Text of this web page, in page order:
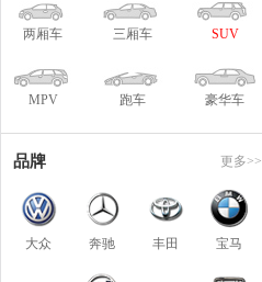
两厢车 三厢车 SUV
MPV 跑车 豪华车
品牌 更多>>
大众 奔驰 丰田 宝马